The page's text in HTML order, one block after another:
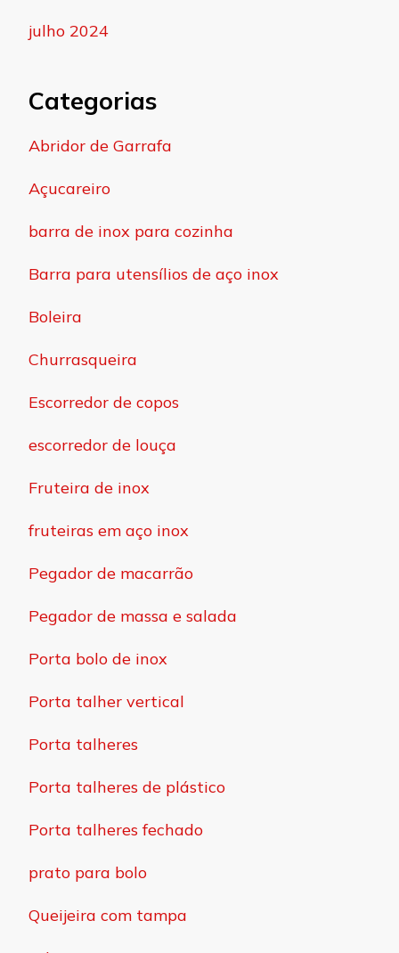
julho 2024
Categorias
Abridor de Garrafa
Açucareiro
barra de inox para cozinha
Barra para utensílios de aço inox
Boleira
Churrasqueira
Escorredor de copos
escorredor de louça
Fruteira de inox
fruteiras em aço inox
Pegador de macarrão
Pegador de massa e salada
Porta bolo de inox
Porta talher vertical
Porta talheres
Porta talheres de plástico
Porta talheres fechado
prato para bolo
Queijeira com tampa